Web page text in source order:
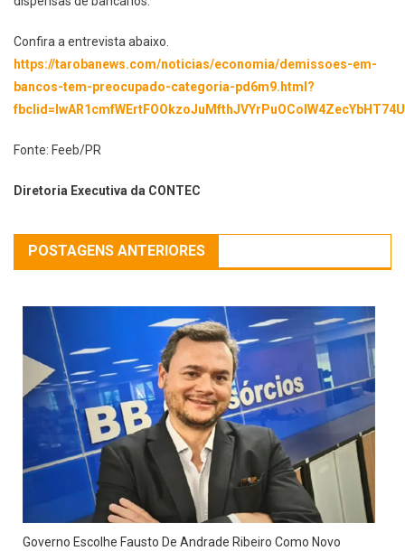
Confira a entrevista abaixo.
https://tarobanews.com/noticias/economia/demissoes-em-
bancos-tem-preocupado-categoria-pd6m9.html?
Fonte: Feeb/PR
Diretoria Executiva da CONTEC
POSTAGENS ANTERIORES
Governo Escolhe Fausto De Andrade Ribeiro Como Novo